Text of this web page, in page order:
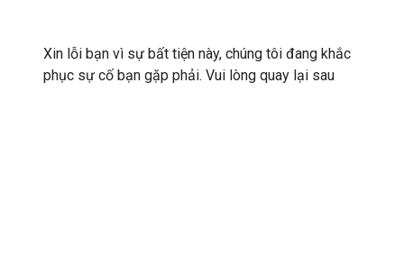
Xin lỗi bạn vì sự bất tiện này, chúng tôi đang khắc
phục sự cố bạn gặp phải. Vui lòng quay lại sau